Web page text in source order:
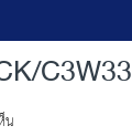
C3W33
น